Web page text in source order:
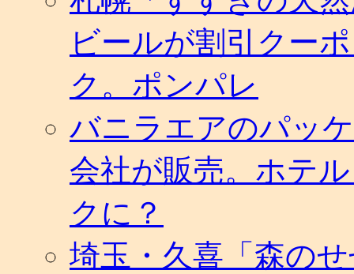
ま
り
利
し
や
は
ビールが割引クー
ク。ポンパレ
バニラエアのパッ
会社が販売。ホテ
クに？
埼玉・久喜「森の